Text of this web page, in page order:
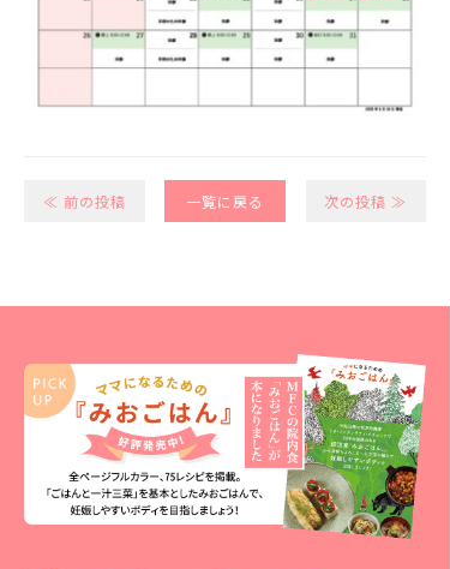
≪ 前の投稿 一覧に戻る 次の投稿 ≫